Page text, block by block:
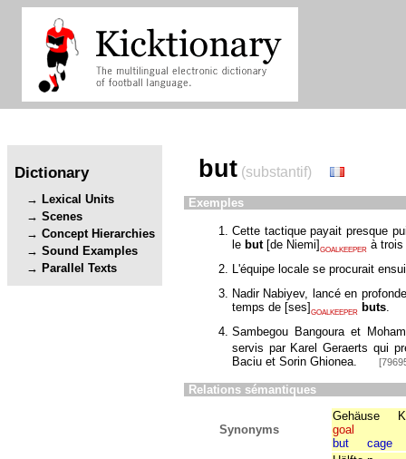
Dictionary
Lexical Units
Scenes
Concept Hierarchies
Sound Examples
Parallel Texts
but (substantif)
Exemples
Cette tactique payait presque
le but [de Niemi] GOALKEEPER à trois
L'équipe locale se procurait
Nadir Nabiyev, lancé en
temps de [ses] GOALKEEPER buts.
Sambegou Bangoura et
servis par Karel Geraerts qui
Baciu et Sorin Ghionea.
Relations sémantiques
Synonyms
Gehäuse
goal
but
cage